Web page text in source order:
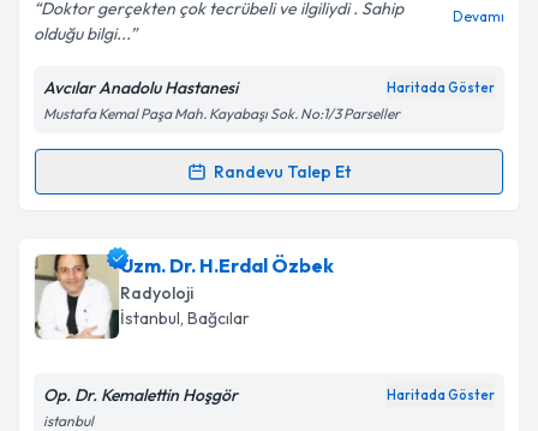
Kişisel verilerimin işlenmesine ilişkin
Aydınlatma
Metni'ni okudum ve kişisel verilerimin belirtilen
kapsamda işlenmesini kabul ediyorum.
Doktor gerçekten çok tecrübeli ve ilgiliydi . Sahip
olduğu bilgi...
Devamı
Avcılar Anadolu Hastanesi Haritada Göster
Mustafa Kemal Paşa Mah. Kayabaşı Sok. No:1/3 Parseller
Randevu Talep Et
Randevu Takvimi Talebi
Uzm. Dr. Telat Şimşekiçin randevu takvimi talebi
oluşturun. Size bu uzmandan randevu almanız için bir
takvim hazırlandığında e-posta ile bilgilendireceğiz.
Uzm. Dr. H.Erdal Özbek
Radyoloji
İstanbul, Bağcılar
Op. Dr. Kemalettin Hoşgör Haritada Göster
istanbul